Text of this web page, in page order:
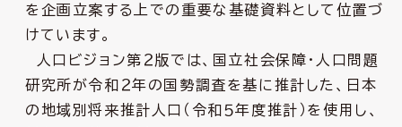
を企画立案する上での重要な基礎資料として位置づ
けています。
人口ビジョン第２版では、国立社会保障・人口問題
研究所が令和２年の国勢調査を基に推計した、日本
の地域別将来推計人口（令和５年度推計）を使用し、